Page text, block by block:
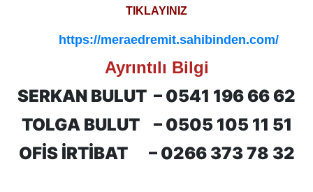
TIKLAYINIZ
https://meraedremit.sahibinden.com/
Ayrıntılı Bilgi
SERKAN BULUT – 0541 196 66 62
TOLGA BULUT – 0505 105 11 51
OFİS İRTİBAT – 0266 373 78 32